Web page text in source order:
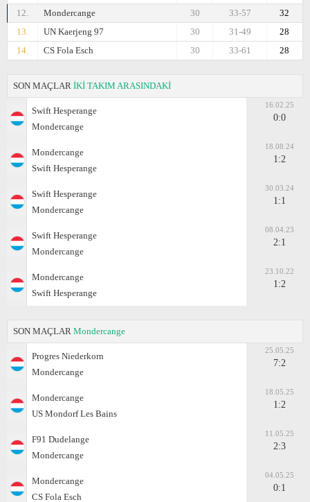
12.
Mondercange 32
33-57
30
13.
UN Kaerjeng 97 28
31-49
30
14.
CS Fola Esch 28
33-61
30
SON MAÇLAR İKİ TAKIM ARASINDAKİ
Swift Hesperange
Mondercange
16.02.25
0:0
Mondercange
Swift Hesperange
18.08.24
1:2
Swift Hesperange
Mondercange
30.03.24
1:1
Swift Hesperange
Mondercange
08.04.23
2:1
Mondercange
Swift Hesperange
23.10.22
1:2
SON MAÇLAR Mondercange
Progres Niederkorn
Mondercange
25.05.25
7:2
Mondercange
US Mondorf Les Bains
18.05.25
1:2
F91 Dudelange
Mondercange
11.05.25
2:3
Mondercange
CS Fola Esch
04.05.25
0:1